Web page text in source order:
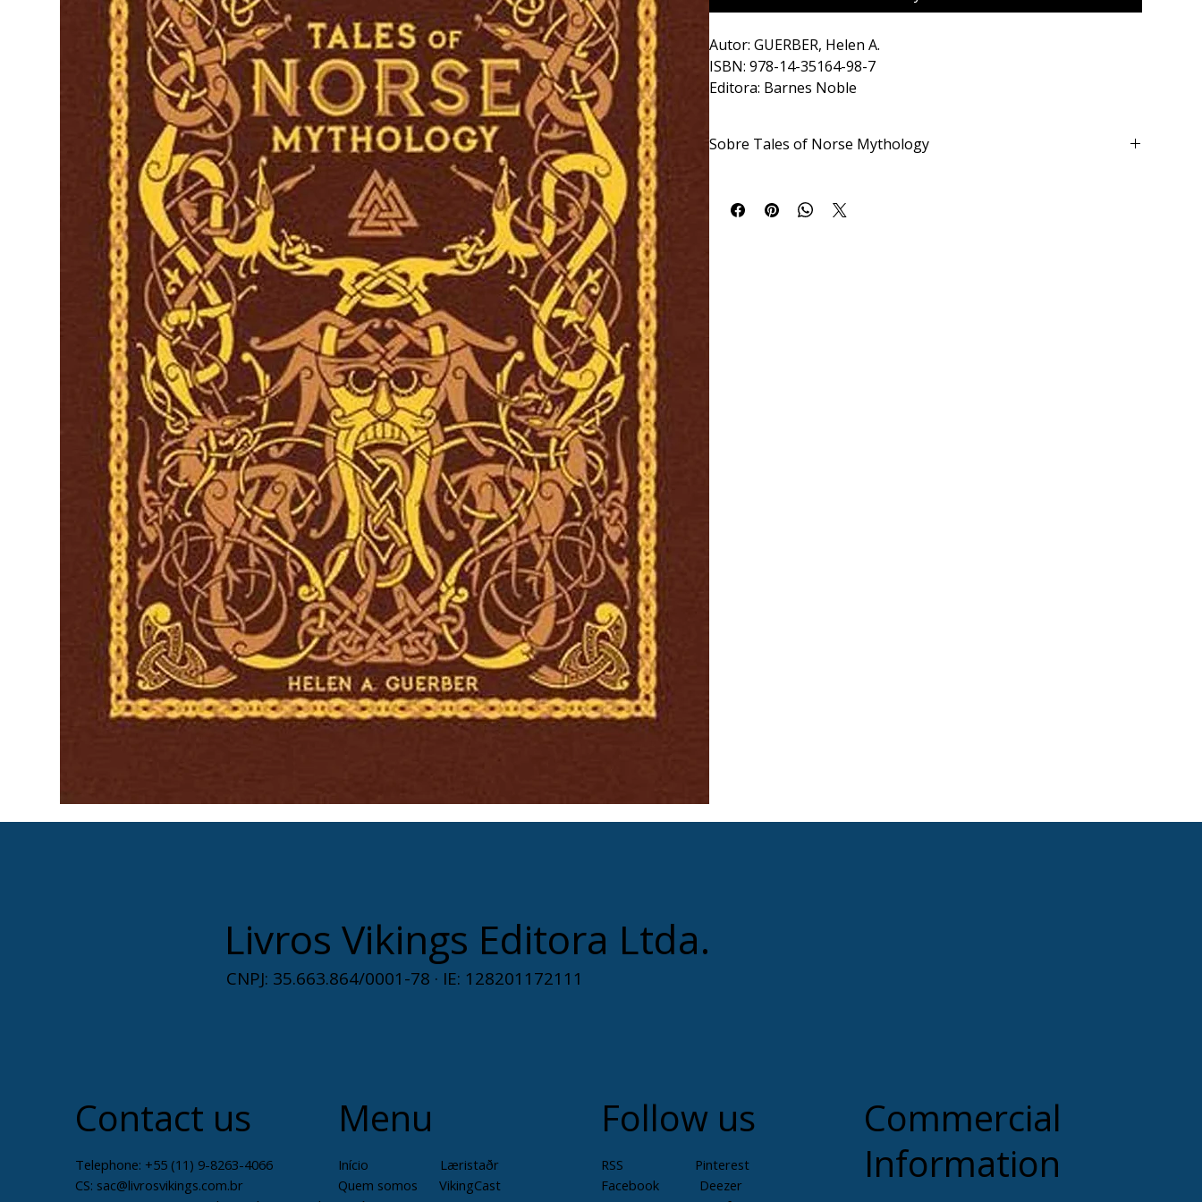
Autor: GUERBER, Helen A.
ISBN: 978-14-35164-98-7
Editora: Barnes Noble
Dimensões: 16 x 23cm
Sobre Tales of Norse Mythology
suas sagas. A foclorista Helen Adelina Guerber trouxe à vida os Deuses,
Deusas, gigantes, guerreiros e monstros destas histórias na obra Tales of
Livros Vikings Editora Ltda.
CNPJ: 35.663.864/0001-78 · IE: 128201172111
Contact us
Telephone: +55 (11) 9-8263-4066
CS: sac@livrosvikings.com.br
Menu
Início
Læristaðr
Quem somos
VikingCast
Follow us
RSS Pinterest
Facebook Deezer
Commercial
Information